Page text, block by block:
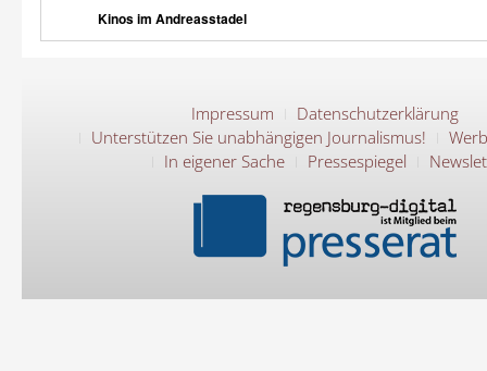
Kinos im Andreasstadel
Impressum
Datenschutzerklärung
Unterstützen Sie unabhängigen Journalismus!
In eigener Sache
Pressespiegel